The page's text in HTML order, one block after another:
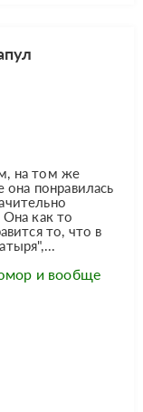
на том же
она понравилась
как то
то, что в
и вообще